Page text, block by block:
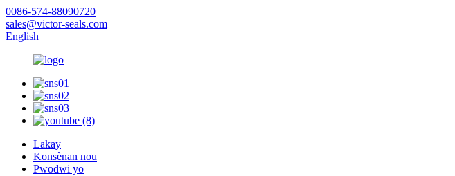
0086-574-88090720
sales@victor-seals.com
English
Lakay
Konsènan nou
Pwodwi yo